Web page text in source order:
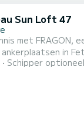
Sun Loft 47
met
De zeilboot is 14 meter lang met 80 pk. De 6 hutten bieden plaats aan
met een Furling grootzeil en
Schipper optioneel